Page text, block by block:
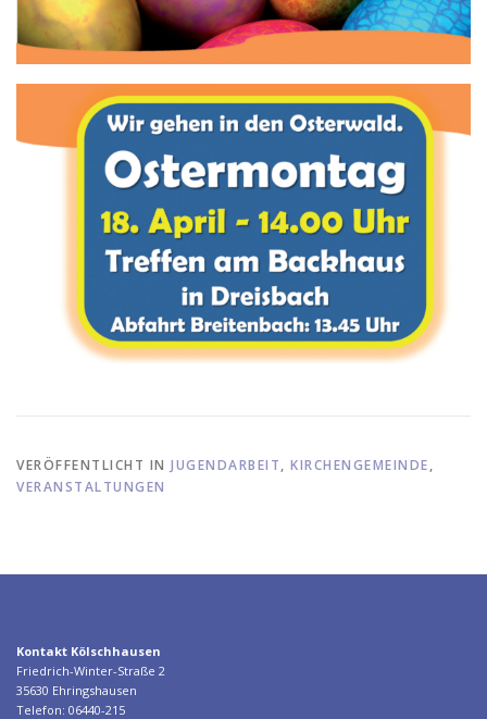
VERÖFFENTLICHT IN JUGENDARBEIT, KIRCHENGEMEINDE,
VERANSTALTUNGEN
Kontakt Kölschhausen
Friedrich-Winter-Straße 2
35630 Ehringshausen
Telefon: 06440-215